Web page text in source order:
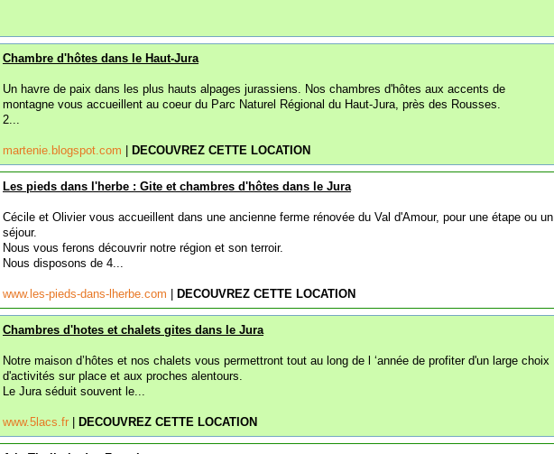
Chambre d'hôtes dans le Haut-Jura
Un havre de paix dans les plus hauts alpages jurassiens. Nos chambres d'hôtes aux accents de
montagne vous accueillent au coeur du Parc Naturel Régional du Haut-Jura, près des Rousses.
2...
martenie.blogspot.com DECOUVREZ CETTE LOCATION
Les pieds dans l'herbe : Gite et chambres d'hôtes dans le Jura
Cécile et Olivier vous accueillent dans une ancienne ferme rénovée du Val d'Amour, pour une étape ou un
séjour.
Nous vous ferons découvrir notre région et son terroir.
Nous disposons de 4...
www.les-pieds-dans-lherbe.com DECOUVREZ CETTE LOCATION
Chambres d'hotes et chalets gites dans le Jura
Notre maison d’hôtes et nos chalets vous permettront tout au long de l ‘année de profiter d'un large choix
d'activités sur place et aux proches alentours.
Le Jura séduit souvent le...
www.5lacs.fr DECOUVREZ CETTE LOCATION